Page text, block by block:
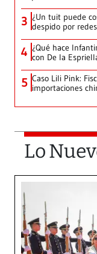
3 ¿Un tuit puede
despido por
4 ¿Qué hace
con De la
5 Caso Lili Pink:
importaciones
Lo